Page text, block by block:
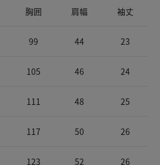
胸囲 肩幅 袖丈
99 44 23
105 46 24
111 48 25
117 50 26
123 52 26